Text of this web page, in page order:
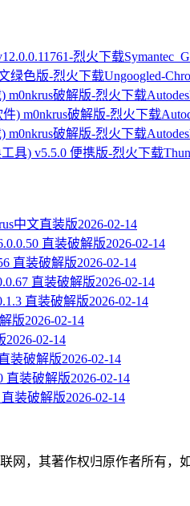
Ungoogled-
中文直装版2026-02-14
直装破解版2026-02-14
直装破解版2026-02-14
直装破解版2026-02-14
直装破解版2026-02-14
版2026-02-14
2026-02-14
装破解版2026-02-14
直装破解版2026-02-14
直装破解版2026-02-14
，其著作权归原作者所有，